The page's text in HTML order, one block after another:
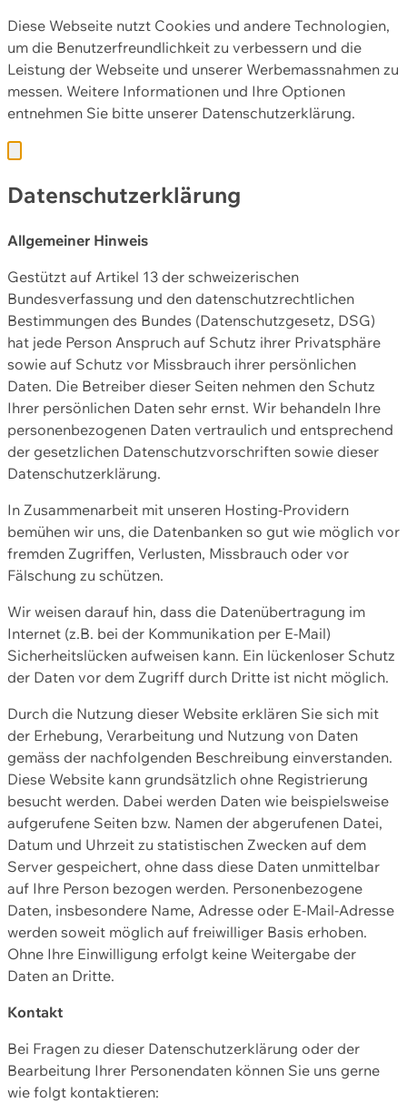
Diese Webseite nutzt Cookies und andere Technologien,
um die Benutzerfreundlichkeit zu verbessern und die
Leistung der Webseite und unserer Werbemassnahmen zu
messen. Weitere Informationen und Ihre Optionen
entnehmen Sie bitte unserer Datenschutzerklärung.
Datenschutzerklärung
Allgemeiner Hinweis
Gestützt auf Artikel 13 der schweizerischen
Bundesverfassung und den datenschutzrechtlichen
Bestimmungen des Bundes (Datenschutzgesetz, DSG)
hat jede Person Anspruch auf Schutz ihrer Privatsphäre
sowie auf Schutz vor Missbrauch ihrer persönlichen
Daten. Die Betreiber dieser Seiten nehmen den Schutz
Ihrer persönlichen Daten sehr ernst. Wir behandeln Ihre
personenbezogenen Daten vertraulich und entsprechend
der gesetzlichen Datenschutzvorschriften sowie dieser
Datenschutzerklärung.
In Zusammenarbeit mit unseren Hosting-Providern
bemühen wir uns, die Datenbanken so gut wie möglich vor
fremden Zugriffen, Verlusten, Missbrauch oder vor
Fälschung zu schützen.
Wir weisen darauf hin, dass die Datenübertragung im
Internet (z.B. bei der Kommunikation per E-Mail)
Sicherheitslücken aufweisen kann. Ein lückenloser Schutz
der Daten vor dem Zugriff durch Dritte ist nicht möglich.
Durch die Nutzung dieser Website erklären Sie sich mit
der Erhebung, Verarbeitung und Nutzung von Daten
gemäss der nachfolgenden Beschreibung einverstanden.
Diese Website kann grundsätzlich ohne Registrierung
besucht werden. Dabei werden Daten wie beispielsweise
aufgerufene Seiten bzw. Namen der abgerufenen Datei,
Datum und Uhrzeit zu statistischen Zwecken auf dem
Server gespeichert, ohne dass diese Daten unmittelbar
auf Ihre Person bezogen werden. Personenbezogene
Daten, insbesondere Name, Adresse oder E-Mail-Adresse
werden soweit möglich auf freiwilliger Basis erhoben.
Ohne Ihre Einwilligung erfolgt keine Weitergabe der
Daten an Dritte.
Kontakt
Bei Fragen zu dieser Datenschutzerklärung oder der
Bearbeitung Ihrer Personendaten können Sie uns gerne
wie folgt kontaktieren: